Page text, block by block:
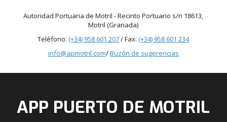
Autoridad Portuaria de Motril - Recinto Portuario s/n 18613,
Motril (Granada)
Teléfono:(+34) 958 601 207/ Fax:(+34) 958 601 234
info@apmotril.com/Buzón de sugerencias
APP PUERTO DE MOTRIL